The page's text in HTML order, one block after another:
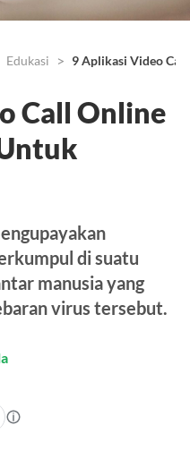
Edukasi 9 Aplikasi Video
Call Online
di suatu
manusia yang
virus tersebut.